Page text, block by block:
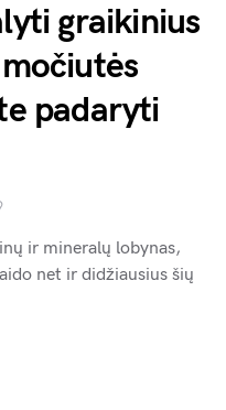
graikinius
padaryti
ir mineralų lobynas,
net ir didžiausius šių